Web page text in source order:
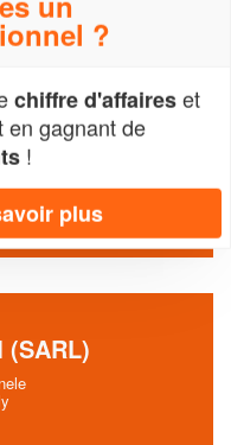
BRUNO
(SARL)
?
chiffre d'affaireset
en gagnant de
!
plus